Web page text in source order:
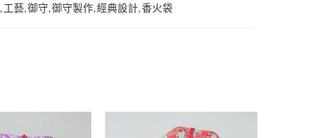
,工藝,御守,御守製作,經典設計,香火袋